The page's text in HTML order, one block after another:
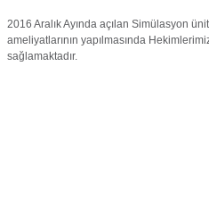
2016 Aralık Ayında açılan Simülasyon
ameliyatlarının yapılmasında
sağlamaktadır.